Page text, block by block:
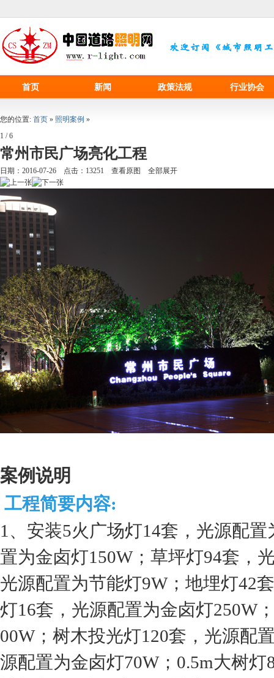
首页 新闻 政策法规 行业协会
您的位置: 首页 » 照明案例 »
1 / 6
常州市民广场亮化工程
日期： 2016-07-26 点击： 13251 查看原图 全部展开
案例说明
工程简要内容:
1、安装5火广场灯14套，光源配
置为金卤灯150W；草坪灯94套，
光源配置为节能灯9W；地埋灯42
灯16套，光源配置为金卤灯250W
00W；树木投光灯120套，光源配
源配置为金卤灯70W；0.5m大树